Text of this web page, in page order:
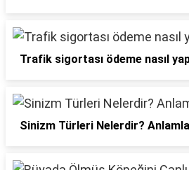
Trafik sigortası ödeme nasıl
Sinizm Türleri Nelerdir?